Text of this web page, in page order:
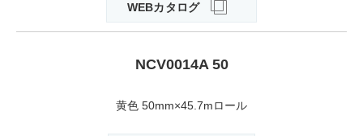
WEBカタログ
NCV0014A 50
黄色 50mm×45.7mロール